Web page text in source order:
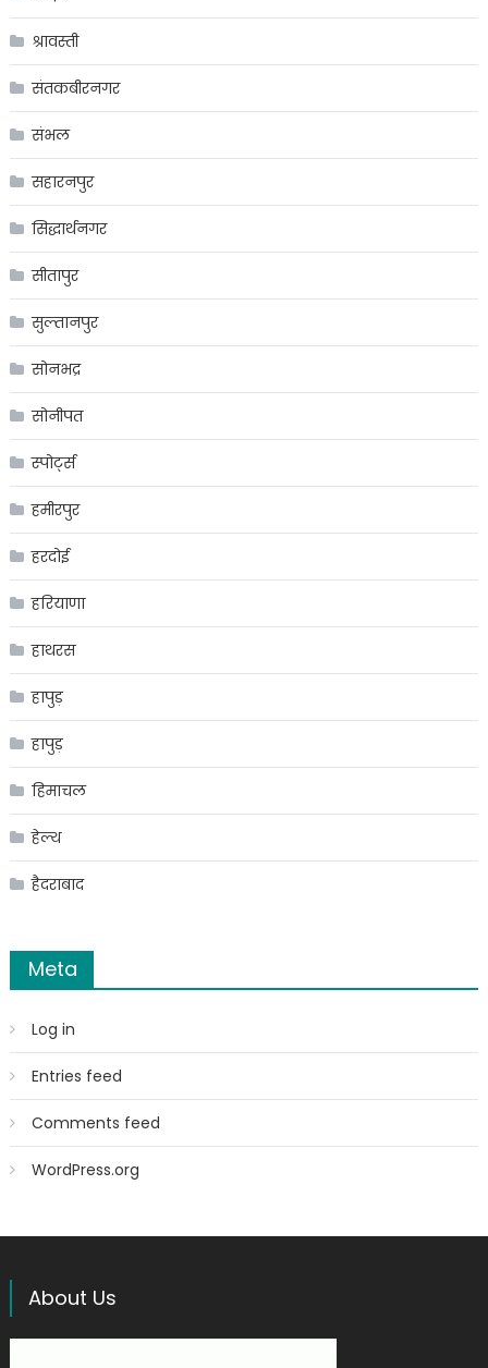
श्रावस्ती
संतकबीरनगर
संभल
सहारनपुर
सिद्धार्थनगर
सीतापुर
सुल्तानपुर
सोनभद्र
सोनीपत
स्पोर्ट्स
हमीरपुर
हरदोई
हरियाणा
हाथरस
हापुड़
हापुड़
हिमाचल
हेल्थ
हैदराबाद
Meta
Log in
Entries feed
Comments feed
WordPress.org
About Us